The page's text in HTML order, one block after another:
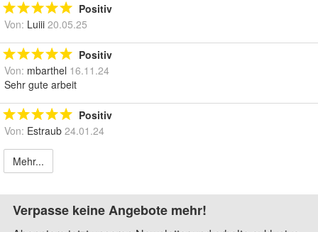
Positiv
Von: Luiii 20.05.25
Positiv
Von: mbarthel 16.11.24
Sehr gute arbeit
Positiv
Von: Estraub 24.01.24
Mehr...
Verpasse keine Angebote mehr!